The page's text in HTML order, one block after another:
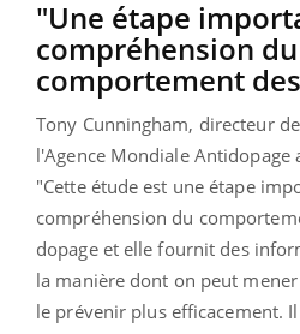
"Une étape
compréhension du
comportement
Tony Cunningham, directeur
l'Agence Mondiale Antidopage
"Cette étude est une étape
compréhension du
dopage et elle fournit des
la manière dont on peut
le prévenir plus efficacement.